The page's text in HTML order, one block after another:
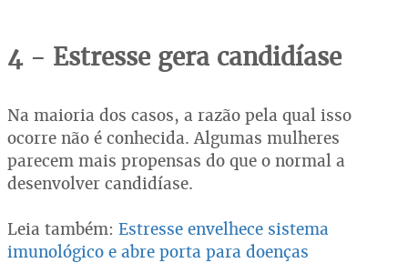
4 - Estresse gera candidíase
Na maioria dos casos, a razão pela qual isso
ocorre não é conhecida. Algumas mulheres
parecem mais propensas do que o normal a
desenvolver candidíase.
Leia também: Estresse envelhece sistema
imunológico e abre porta para doenças